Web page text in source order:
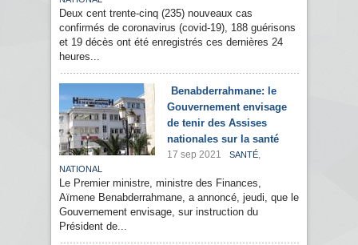
Deux cent trente-cinq (235) nouveaux cas
confirmés de coronavirus (covid-19), 188 guérisons
et 19 décès ont été enregistrés ces dernières 24
heures...
Benabderrahmane: le
Gouvernement envisage
de tenir des Assises
nationales sur la santé
17 sep 2021 SANTÉ,
NATIONAL
Le Premier ministre, ministre des Finances,
Aïmene Benabderrahmane, a annoncé, jeudi, que le
Gouvernement envisage, sur instruction du
Président de...